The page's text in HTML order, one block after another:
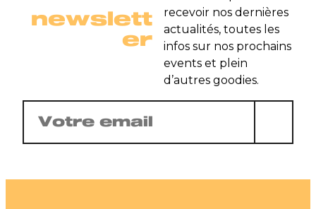
newslett
er
recevoir nos dernières
actualités, toutes les
infos sur nos prochains
events et plein
d’autres goodies.
mail
(Nécessaire)